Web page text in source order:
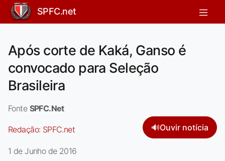
SPFC.net
Após corte de Kaká, Ganso é
convocado para Seleção
Brasileira
Fonte SPFC.Net
Redação: SPFC.net 🔊Ouvir notícia
1 de Junho de 2016